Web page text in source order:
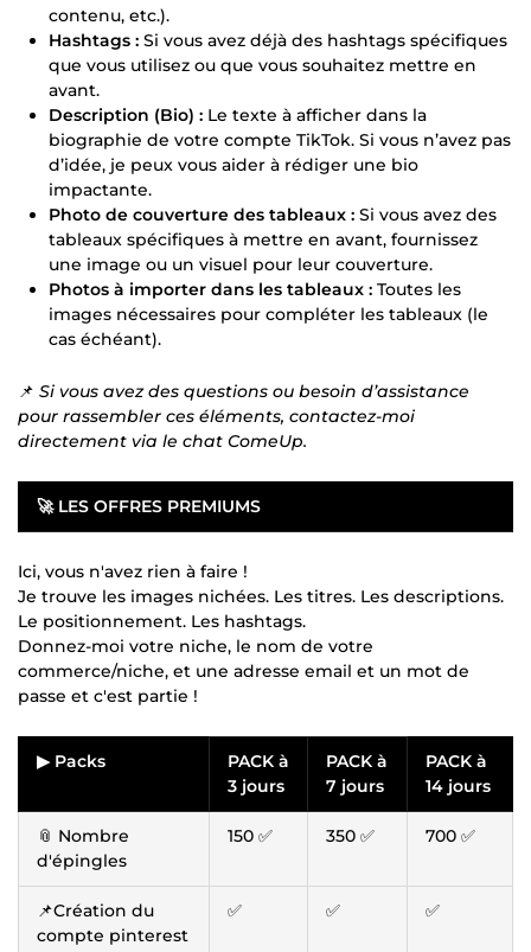
contenu, etc.).
Hashtags : Si vous avez déjà des hashtags spécifiques
que vous utilisez ou que vous souhaitez mettre en
avant.
Description (Bio) : Le texte à afficher dans la
biographie de votre compte TikTok. Si vous n’avez pas
d’idée, je peux vous aider à rédiger une bio
impactante.
Photo de couverture des tableaux : Si vous avez des
tableaux spécifiques à mettre en avant, fournissez
une image ou un visuel pour leur couverture.
Photos à importer dans les tableaux : Toutes les
images nécessaires pour compléter les tableaux (le
cas échéant).
📌 Si vous avez des questions ou besoin d’assistance
pour rassembler ces éléments, contactez-moi
directement via le chat ComeUp.
🚀 LES OFFRES PREMIUMS
Ici, vous n'avez rien à faire !
Je trouve les images nichées. Les titres. Les descriptions.
Le positionnement. Les hashtags.
Donnez-moi votre niche, le nom de votre
commerce/niche, et une adresse email et un mot de
passe et c'est partie !
▶ Packs
PACK à
3 jours
PACK à
7 jours
PACK à
14 jours
📎 Nombre
d'épingles
150 ✅ 350 ✅ 700 ✅
📌Création du
compte pinterest
✅ ✅ ✅